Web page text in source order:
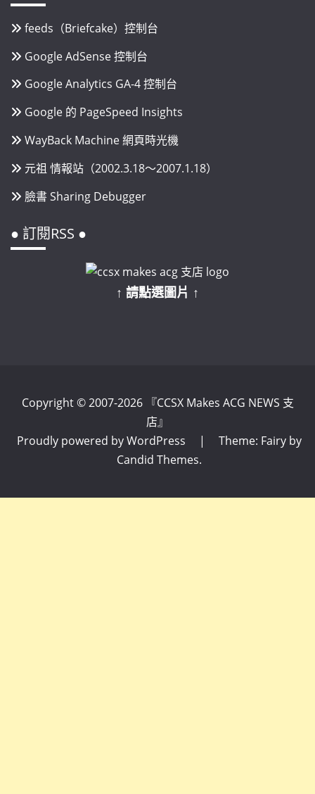
feeds（Briefcake）控制台
Google AdSense 控制台
Google Analytics GA-4 控制台
Google 的 PageSpeed Insights
WayBack Machine 網頁時光機
元祖 情報站（2002.3.18～2007.1.18）
臉書 Sharing Debugger
● 訂閱RSS ●
↑ 請點選圖片 ↑
Copyright © 2007-2026 『CCSX Makes ACG NEWS 支
店』
Proudly powered by WordPress
|
Theme: Fairy by
Candid Themes.